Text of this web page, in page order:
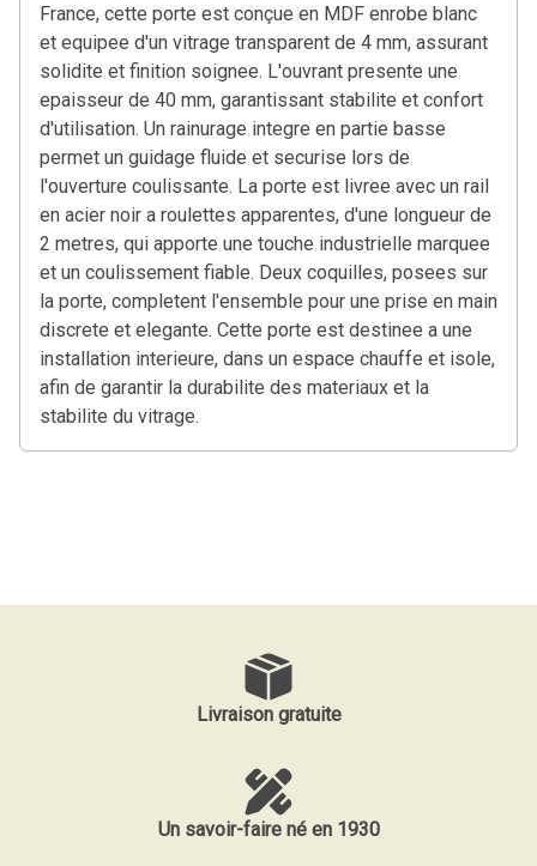
France, cette porte est conçue en MDF enrobe blanc
et equipee d'un vitrage transparent de 4 mm, assurant
solidite et finition soignee. L'ouvrant presente une
epaisseur de 40 mm, garantissant stabilite et confort
d'utilisation. Un rainurage integre en partie basse
permet un guidage fluide et securise lors de
l'ouverture coulissante. La porte est livree avec un rail
en acier noir a roulettes apparentes, d'une longueur de
2 metres, qui apporte une touche industrielle marquee
et un coulissement fiable. Deux coquilles, posees sur
la porte, completent l'ensemble pour une prise en main
discrete et elegante. Cette porte est destinee a une
installation interieure, dans un espace chauffe et isole,
afin de garantir la durabilite des materiaux et la
stabilite du vitrage.
Livraison gratuite
Un savoir-faire né en 1930